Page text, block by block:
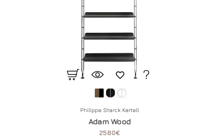
Philippe Starck Kartell
Adam Wood
2580€